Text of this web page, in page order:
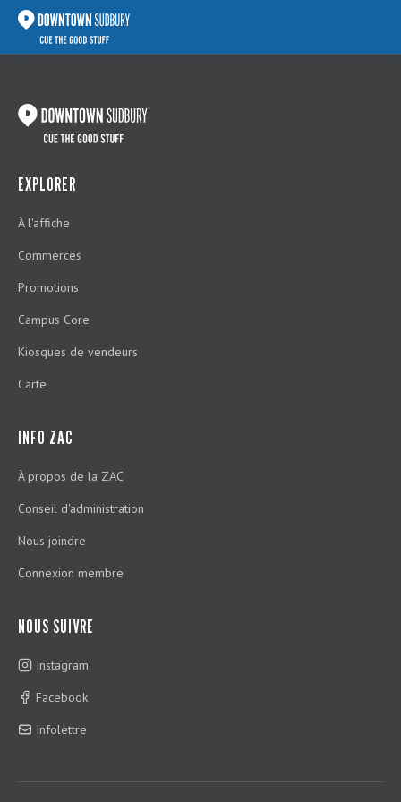
EXPLORER
À l'affiche
Commerces
Promotions
Campus Core
Kiosques de vendeurs
Carte
INFO ZAC
À propos de la ZAC
Conseil d'administration
Nous joindre
Connexion membre
NOUS SUIVRE
Instagram
Facebook
Infolettre